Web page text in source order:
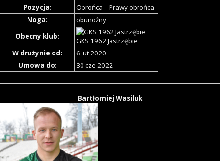
Pozycja:
Obrońca – Prawy obrońca
Noga:
obunożny
Obecny klub:
GKS 1962 Jastrzębie
W drużynie od:
6 lut 2020
Umowa do:
30 cze 2022
Bartłomiej Wasiluk